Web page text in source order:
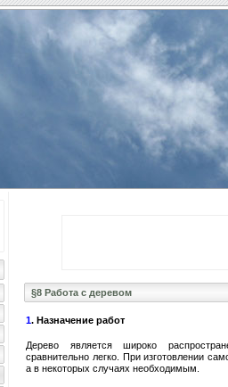
§8 Работа с деревом
1. Назначение работ
Дерево является широко
сравнительно легко. При изготовлении
а в некоторых случаях необходимым.